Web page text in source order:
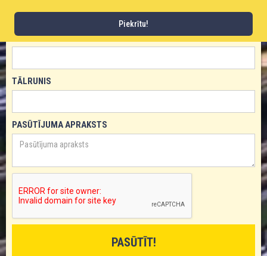
E-PASTS
TĀLRUNIS
PASŪTĪJUMA APRAKSTS
Piekrītu!